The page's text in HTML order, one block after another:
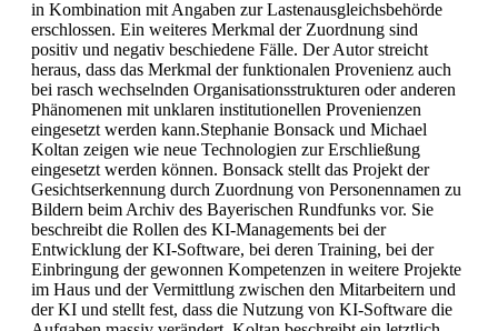
in Kombination mit Angaben zur Lastenausgleichsbehörde
erschlossen. Ein weiteres Merkmal der Zuordnung sind
positiv und negativ beschiedene Fälle. Der Autor streicht
heraus, dass das Merkmal der funktionalen Provenienz auch
bei rasch wechselnden Organisationsstrukturen oder anderen
Phänomenen mit unklaren institutionellen Provenienzen
eingesetzt werden kann.Stephanie Bonsack und Michael
Koltan zeigen wie neue Technologien zur Erschließung
eingesetzt werden können. Bonsack stellt das Projekt der
Gesichtserkennung durch Zuordnung von Personennamen zu
Bildern beim Archiv des Bayerischen Rundfunks vor. Sie
beschreibt die Rollen des KI-Managements bei der
Entwicklung der KI-Software, bei deren Training, bei der
Einbringung der gewonnen Kompetenzen in weitere Projekte
im Haus und der Vermittlung zwischen den Mitarbeitern und
der KI und stellt fest, dass die Nutzung von KI-Software die